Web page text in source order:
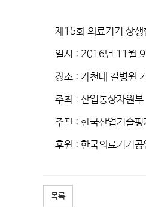
제 15회 의료기기 상
일시 : 2016년 11 월 9
장소 : 가천대 길병원
주최 : 산업통상자원부
주관 : 한국산업기술평
후원 : 한국의료기기
목록